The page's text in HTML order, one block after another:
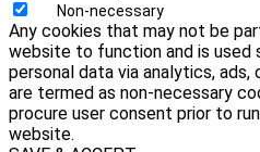
Non-necessary
Any cookies that may not be
website to function and is
personal data via analytics,
are termed as non-necessary
procure user consent prior to
website.